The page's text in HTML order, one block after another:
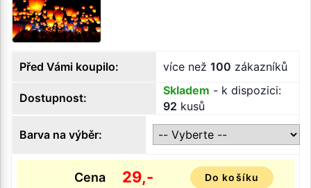
Před Vámi koupilo: více než 100 zákazníků
Dostupnost:
Skladem - k dispozici:
92 kusů
Barva na výběr:
Cena 29,- Do košíku